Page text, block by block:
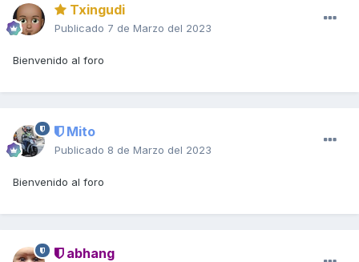
Txingudi
Publicado 7 de Marzo del 2023
Bienvenido al foro
Mito
Publicado 8 de Marzo del 2023
Bienvenido al foro
abhang